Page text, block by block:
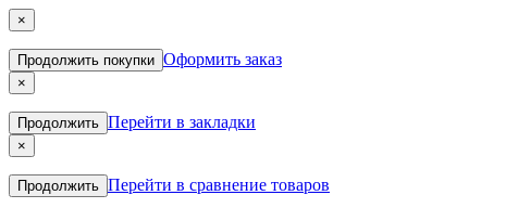
×
Продолжить покупки Оформить заказ
×
Продолжить Перейти в закладки
×
Продолжить Перейти в сравнение товаров